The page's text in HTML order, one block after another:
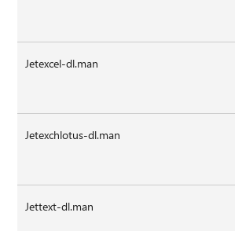
Jetexcel-dl.man
Jetexchlotus-dl.man
Jettext-dl.man